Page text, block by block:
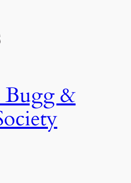
Bugg &